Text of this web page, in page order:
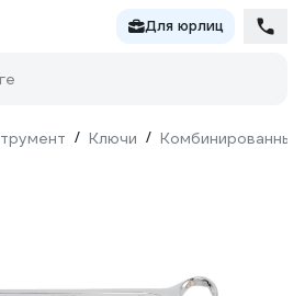
Для юрлиц
/ Ключи / Комбинированные